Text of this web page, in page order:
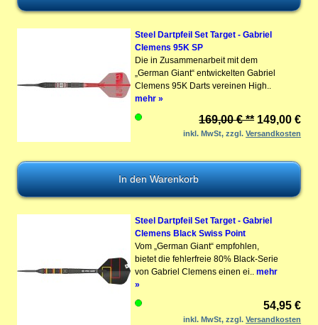
Steel Dartpfeil Set Target - Gabriel
Clemens 95K SP
Die in Zusammenarbeit mit dem
„German Giant“ entwickelten Gabriel
Clemens 95K Darts vereinen High..
mehr »
169,00 € ** 149,00 €
inkl. MwSt, zzgl.Versandkosten
Steel Dartpfeil Set Target - Gabriel
Clemens Black Swiss Point
Vom „German Giant“ empfohlen,
bietet die fehlerfreie 80% Black-Serie
von Gabriel Clemens einen ei.. mehr
»
54,95 €
inkl. MwSt, zzgl.Versandkosten